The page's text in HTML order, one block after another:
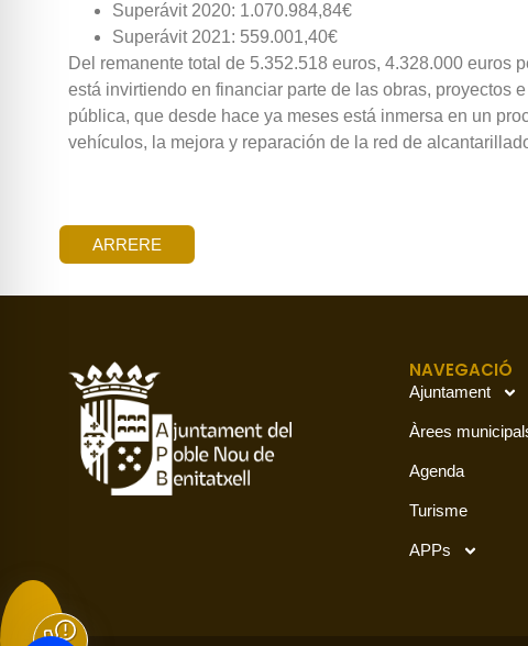
Superávit 2020: 1.070.984,84€
Superávit 2021: 559.001,40€
Del remanente total de 5.352.518 euros, 4.328.000 euros
está invirtiendo en financiar parte de las obras, proyectos
pública, que desde hace ya meses está inmersa en un
vehículos, la mejora y reparación de la red de
ARRERE
NAVEGACIÓ
Ajuntament
Àrees
Agenda
Turisme
APPs